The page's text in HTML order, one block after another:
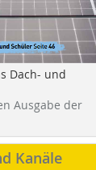
Dach- und
Ausgabe der
Kanäle